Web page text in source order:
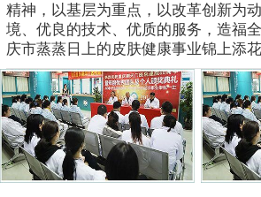
精神，以基层为重点，以改革创新为
境、优良的技术、优质的服务，造福
庆市蒸蒸日上的皮肤健康事业锦上添花